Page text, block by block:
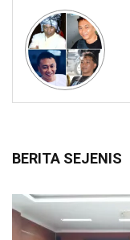
BERITA SEJENIS